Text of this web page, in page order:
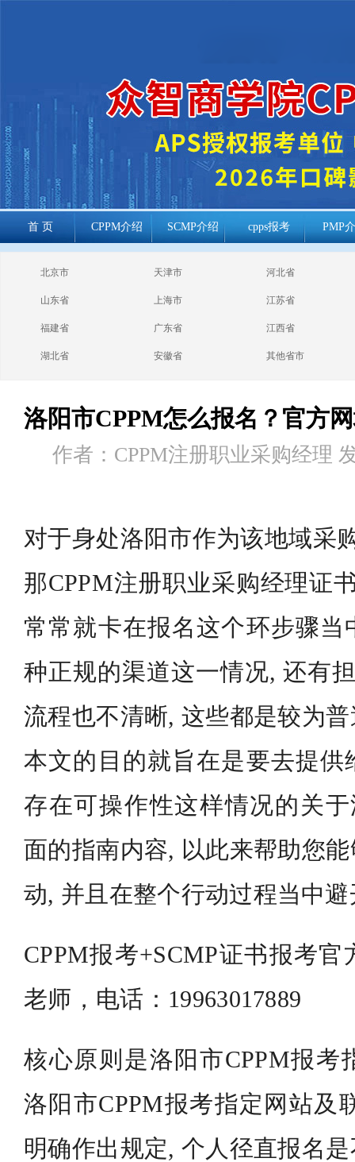
首 页 CPPM介绍 SCMP介绍 cpps报考 PMP
cppm报考常见
问题
北京市 天津市 河北省
山东省 上海市 江苏省
福建省 广东省 江西省
湖北省 安徽省 其他省市
洛阳市CPPM怎么报名？官方
作者：CPPM注册职业采购经理
对于身处洛阳市作为该地域采
那CPPM注册职业采购经理证
常常就卡在报名这个环步骤当
种正规的渠道这一情况, 还有
流程也不清晰, 这些都是较为
本文的目的就旨在是要去提供
存在可操作性这样情况的关
面的指南内容, 以此来帮助您
动, 并且在整个行动过程当中
CPPM报考+SCMP证书报考
老师，电话：19963017889
核心原则是洛阳市CPPM报考
洛阳市CPPM报考指定网站及
明确作出规定, 个人径直报名